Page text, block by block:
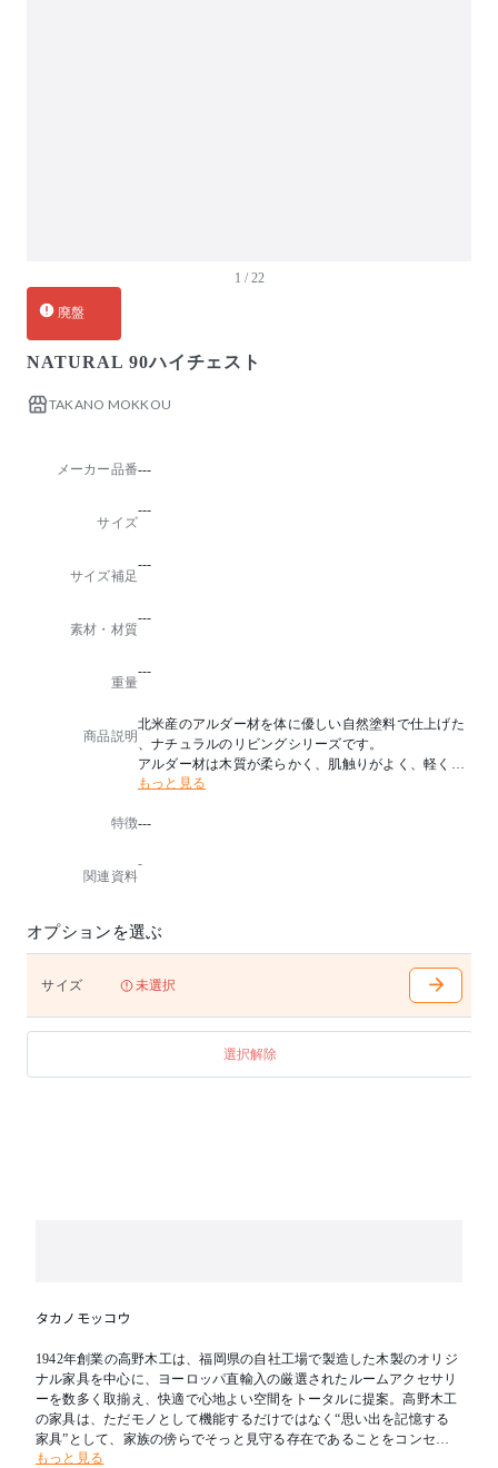
1 / 22
廃盤
NATURAL 90ハイチェスト
TAKANO MOKKOU
メーカー品番---
サイズ
---
サイズ補足
---
素材・材質
---
重量
---
商品説明
北米産のアルダー材を体に優しい自然塗料で仕上げた
、ナチュラルのリビングシリーズです。
アルダー材は木質が柔らかく、肌触りがよく、軽くて
木肌が美しいのが特徴です。
が引き立ち、ぬくもりと素材感を十分に感じていただ
【塗装】…自然塗装
もっと見る
特徴---
関連資料
-
オプションを選ぶ
サイズ 未選択
選択解除
タカノモッコウ
1942年創業の高野木工は、福岡県の自社工場で製造した木製のオリジ
ナル家具を中心に、ヨーロッパ直輸入の厳選されたルームアクセサリ
ーを数多く取揃え、快適で心地よい空間をトータルに提案。高野木工
の家具は、ただモノとして機能するだけではなく“思い出を記憶する
家具”として、家族の傍らでそっと見守る存在であることをコンセプ
トにしています。
もっと見る